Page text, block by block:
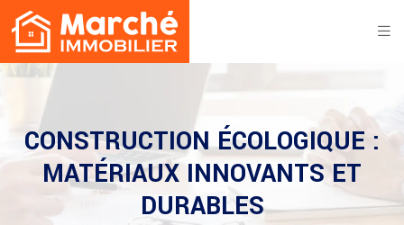
CONSTRUCTION ÉCOLOGIQUE :
MATÉRIAUX INNOVANTS ET
DURABLES